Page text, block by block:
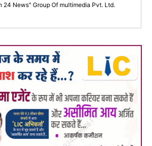
24 News" Group Of multimedia Pvt. Ltd.